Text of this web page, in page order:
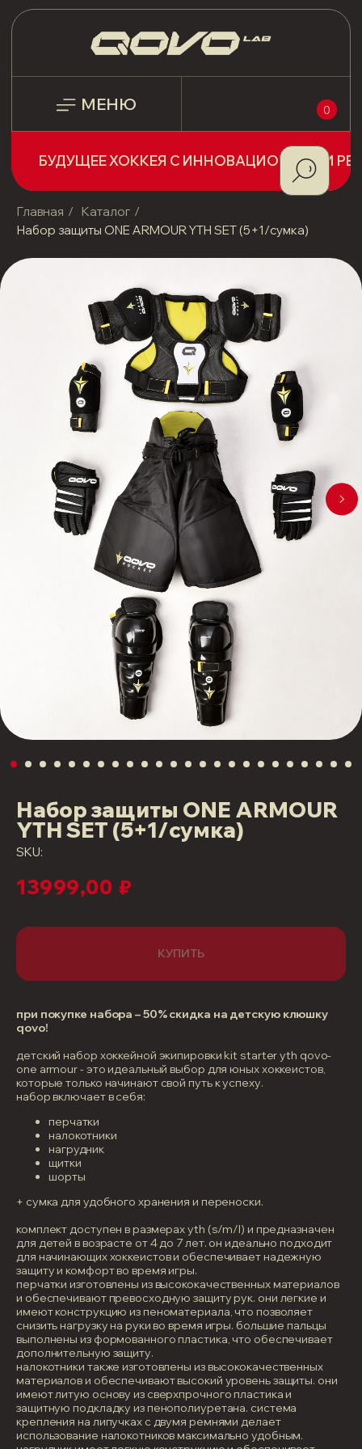
БУДУЩЕЕ ХОККЕЯ С ИННОВАЦИОННЫМИ РЕШЕНИЯМИ!
МЕНЮ 0
Главная / Каталог /
Набор защиты ONE ARMOUR YTH SET (5+1/сумка)
Набор защиты ONE ARMOUR
YTH SET (5+1/сумка)
SKU:
13999,00 ₽
КУПИТЬ
при покупке набора – 50% скидка на детскую клюшку
qovo!
детский набор хоккейной экипировки kit starter yth qovo-
one armour - это идеальный выбор для юных хоккеистов,
которые только начинают свой путь к успеху.
набор включает в себя:
перчатки
налокотники
нагрудник
щитки
шорты
+ сумка для удобного хранения и переноски.
комплект доступен в размерах yth (s/m/l) и предназначен
для детей в возрасте от 4 до 7 лет. он идеально подходит
для начинающих хоккеистов и обеспечивает надежную
защиту и комфорт во время игры.
перчатки изготовлены из высококачественных материалов
и обеспечивают превосходную защиту рук. они легкие и
имеют конструкцию из пеноматериала, что позволяет
снизить нагрузку на руки во время игры. большие пальцы
выполнены из формованного пластика, что обеспечивает
дополнительную защиту.
налокотники также изготовлены из высококачественных
материалов и обеспечивают высокий уровень защиты. они
имеют литую основу из сверхпрочного пластика и
защитную подкладку из пенополиуретана. система
крепления на липучках с двумя ремнями делает
использование налокотников максимально удобным.